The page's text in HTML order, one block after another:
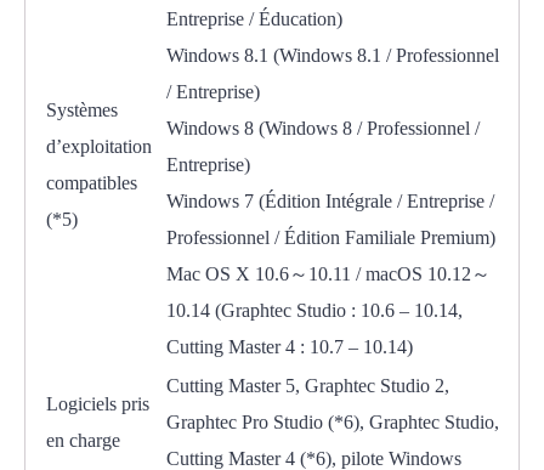
Systèmes
d’exploitation
compatibles
(*5)
Entreprise / Éducation)
Windows 8.1 (Windows 8.1 / Professionnel
/ Entreprise)
Windows 8 (Windows 8 / Professionnel /
Entreprise)
Windows 7 (Édition Intégrale / Entreprise /
Professionnel / Édition Familiale Premium)
Mac OS X 10.6～10.11 / macOS 10.12～
10.14 (Graphtec Studio : 10.6 – 10.14,
Cutting Master 4 : 10.7 – 10.14)
Logiciels pris
en charge
Cutting Master 5, Graphtec Studio 2,
Graphtec Pro Studio (*6), Graphtec Studio,
Cutting Master 4 (*6), pilote Windows